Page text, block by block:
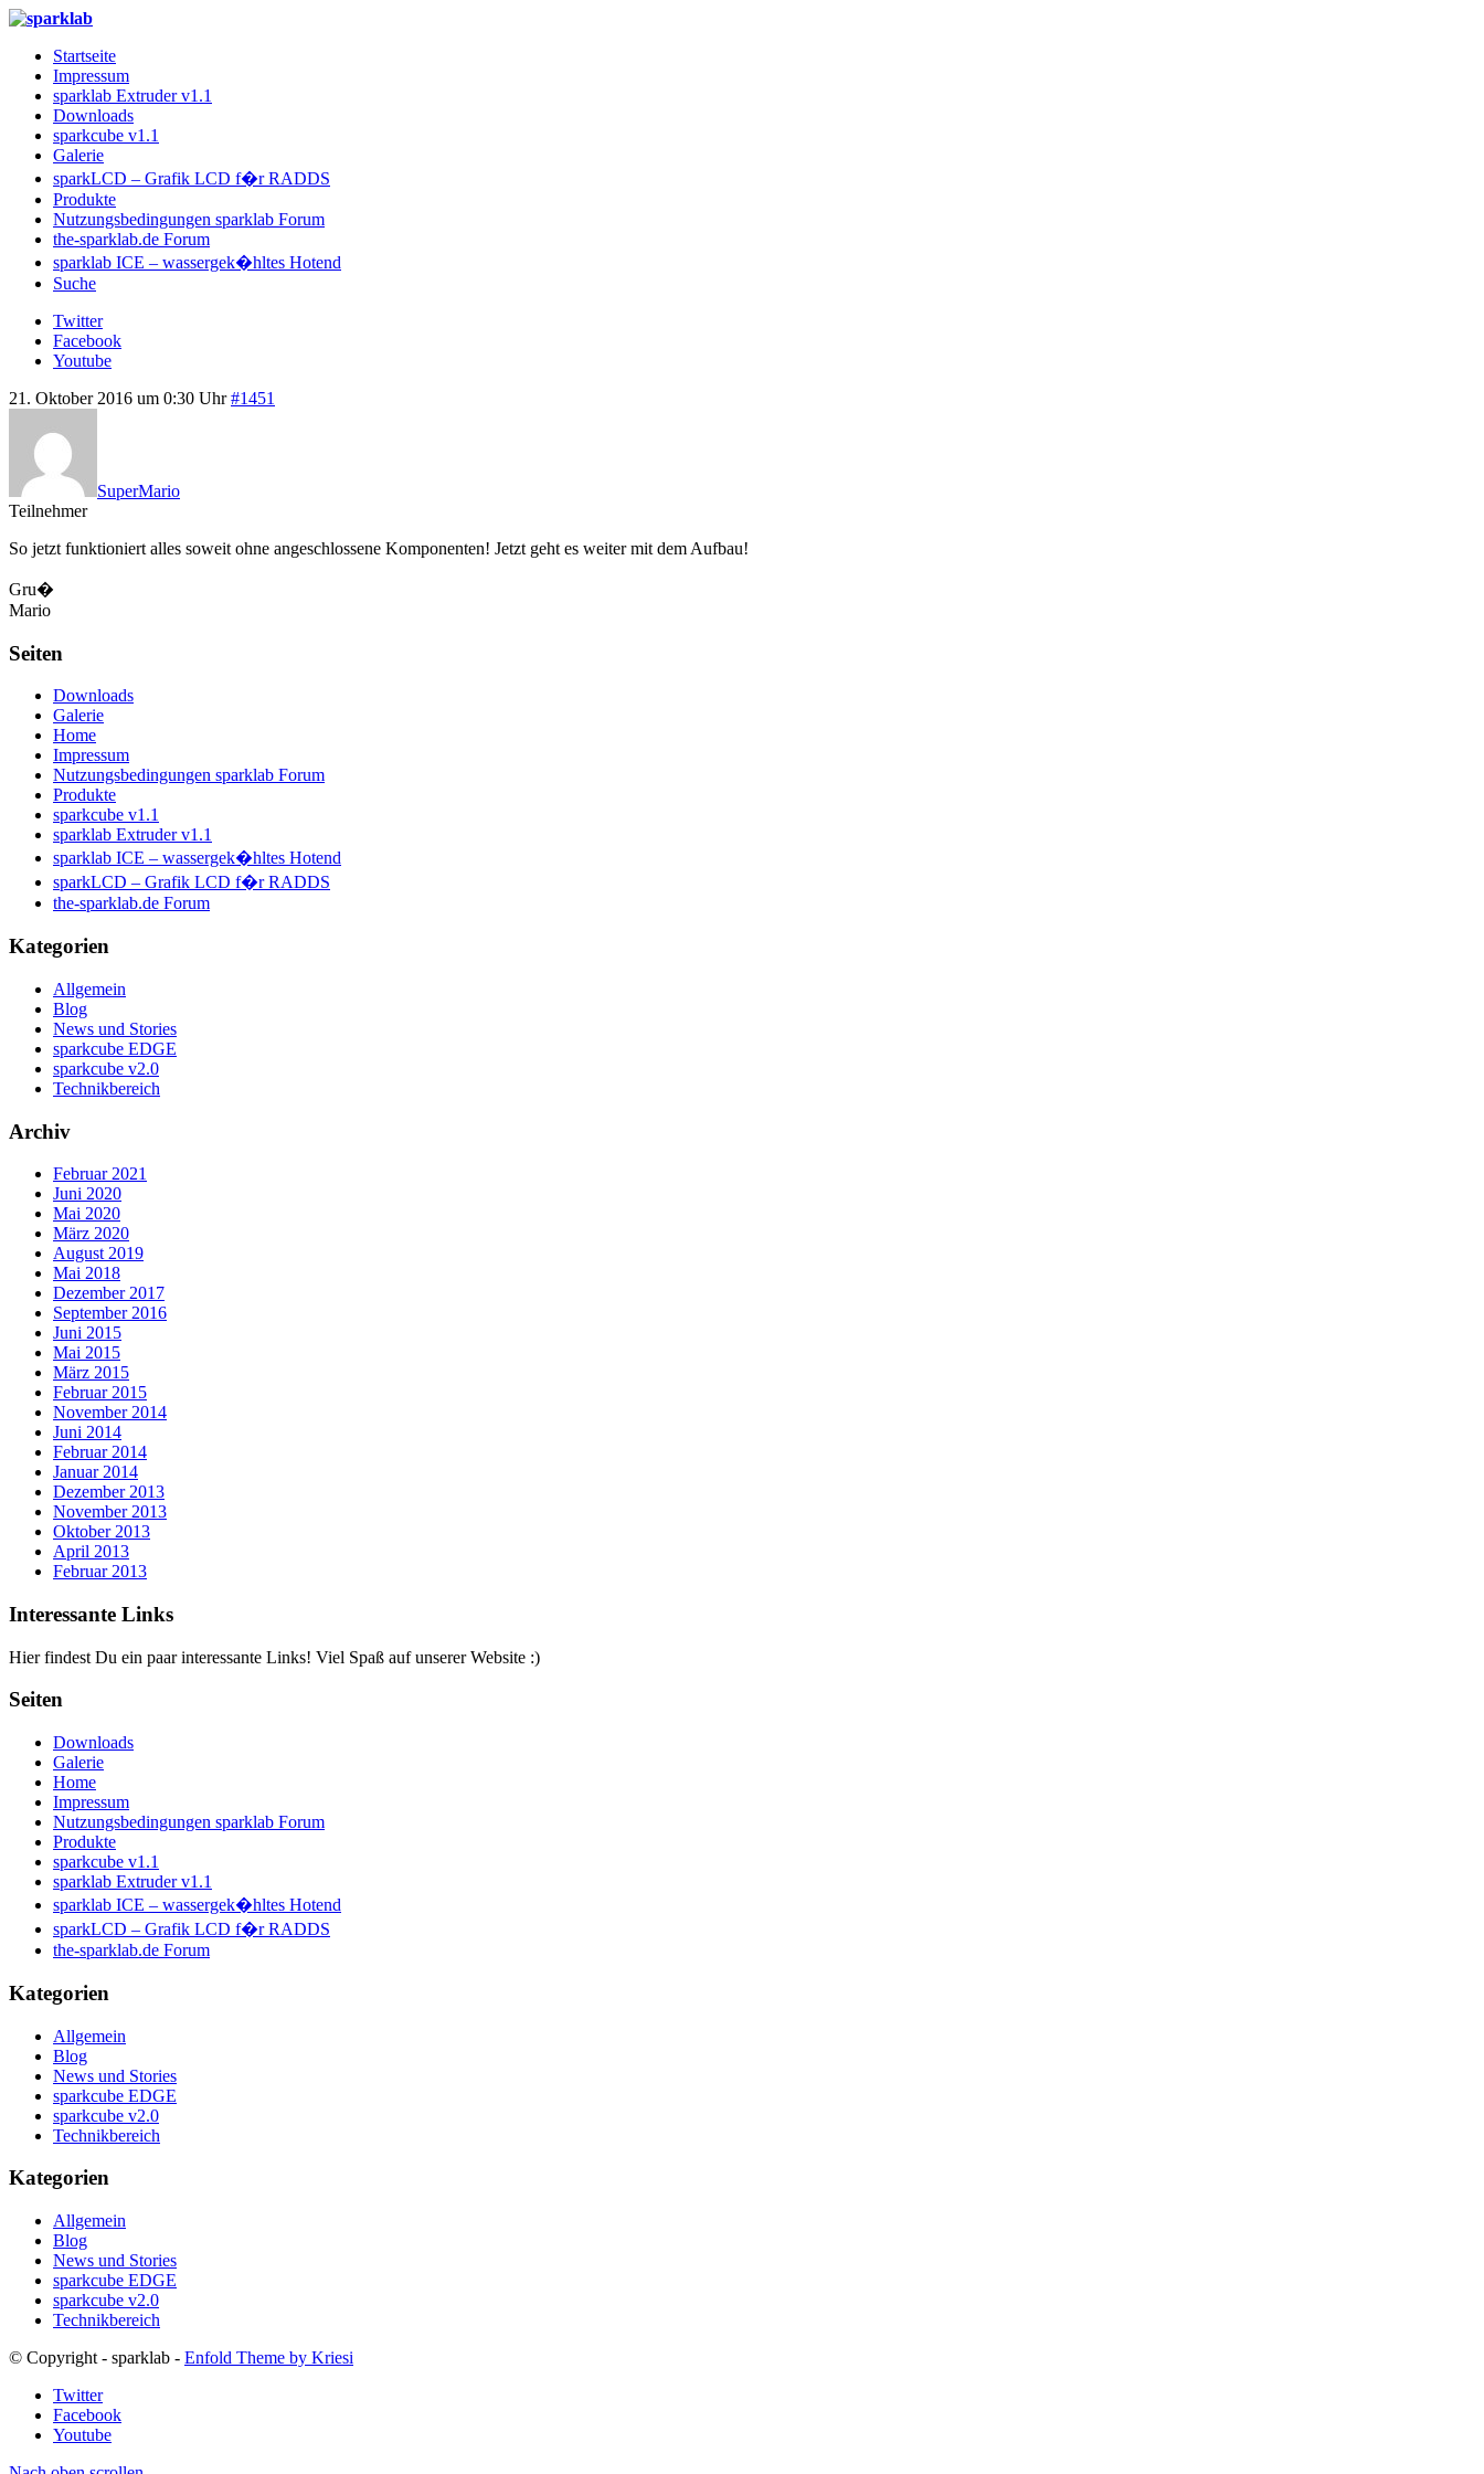
Startseite
Impressum
sparklab Extruder v1.1
Downloads
sparkcube v1.1
Galerie
sparkLCD – Grafik LCD f�r RADDS
Produkte
Nutzungsbedingungen sparklab Forum
the-sparklab.de Forum
sparklab ICE – wassergek�hltes Hotend
Suche
Twitter
Facebook
Youtube
21. Oktober 2016 um 0:30 Uhr #1451
SuperMario
Teilnehmer
So jetzt funktioniert alles soweit ohne angeschlossene Komponenten! Jetzt geht es weiter mit dem Aufbau!
Gru�
Mario
Seiten
Downloads
Galerie
Home
Impressum
Nutzungsbedingungen sparklab Forum
Produkte
sparkcube v1.1
sparklab Extruder v1.1
sparklab ICE – wassergek�hltes Hotend
sparkLCD – Grafik LCD f�r RADDS
the-sparklab.de Forum
Kategorien
Allgemein
Blog
News und Stories
sparkcube EDGE
sparkcube v2.0
Technikbereich
Archiv
Februar 2021
Juni 2020
Mai 2020
März 2020
August 2019
Mai 2018
Dezember 2017
September 2016
Juni 2015
Mai 2015
März 2015
Februar 2015
November 2014
Juni 2014
Februar 2014
Januar 2014
Dezember 2013
November 2013
Oktober 2013
April 2013
Februar 2013
Interessante Links
Hier findest Du ein paar interessante Links! Viel Spaß auf unserer Website :)
Seiten
Downloads
Galerie
Home
Impressum
Nutzungsbedingungen sparklab Forum
Produkte
sparkcube v1.1
sparklab Extruder v1.1
sparklab ICE – wassergek�hltes Hotend
sparkLCD – Grafik LCD f�r RADDS
the-sparklab.de Forum
Kategorien
Allgemein
Blog
News und Stories
sparkcube EDGE
sparkcube v2.0
Technikbereich
Kategorien
Allgemein
Blog
News und Stories
sparkcube EDGE
sparkcube v2.0
Technikbereich
© Copyright - sparklab - Enfold Theme by Kriesi
Twitter
Facebook
Youtube